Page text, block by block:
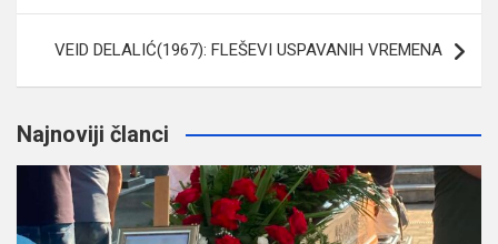
VEID DELALIĆ(1967): FLEŠEVI USPAVANIH VREMENA
Najnoviji članci